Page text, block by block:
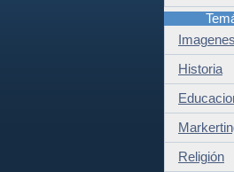
Historia
Religión